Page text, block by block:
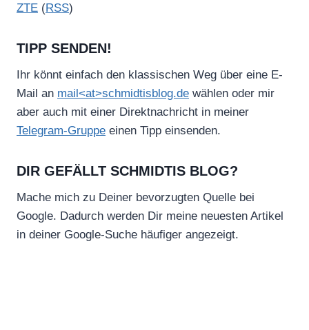
ZTE (RSS)
TIPP SENDEN!
Ihr könnt einfach den klassischen Weg über eine E-
Mail an mail<at>schmidtisblog.de wählen oder mir
aber auch mit einer Direktnachricht in meiner
Telegram-Gruppe einen Tipp einsenden.
DIR GEFÄLLT SCHMIDTIS BLOG?
Mache mich zu Deiner bevorzugten Quelle bei
Google. Dadurch werden Dir meine neuesten Artikel
in deiner Google-Suche häufiger angezeigt.